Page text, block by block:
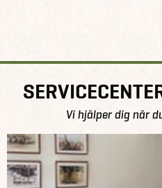
Vi hjälper dig när